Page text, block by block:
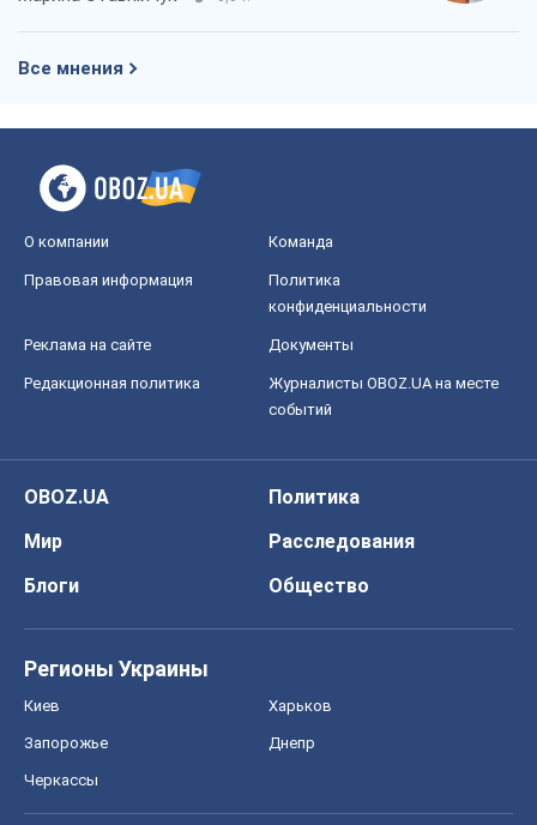
Все мнения
О компании Команда
Правовая информация
Политика
конфиденциальности
Реклама на сайте Документы
Редакционная политика
Журналисты OBOZ.UA на месте
событий
OBOZ.UA
Политика
Мир
Расследования
Блоги
Общество
Регионы Украины
Киев Харьков
Запорожье Днепр
Черкассы